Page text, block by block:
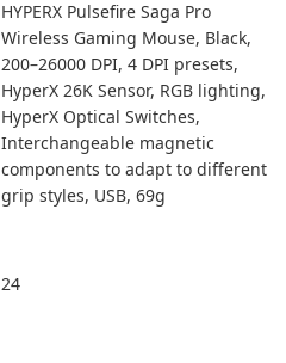
HYPERX Pulsefire Saga Pro
Wireless Gaming Mouse, Black,
200–26000 DPI, 4 DPI presets,
HyperX 26K Sensor, RGB lighting,
HyperX Optical Switches,
Interchangeable magnetic
components to adapt to different
grip styles, USB, 69g
24